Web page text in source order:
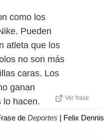
como los
Pueden
atleta que los
no son más
caras. Los
ganan
lo hacen.
Ver frase
de Deportes | Felix Dennis